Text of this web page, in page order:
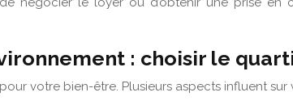
: choisir le
votre bien-être. Plusieurs aspects influent